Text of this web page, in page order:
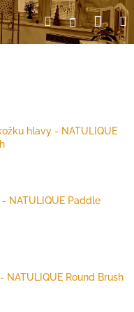
HledatPřihlášení
hlavy - NATULIQUE
NATULIQUE Paddle
Round Brush